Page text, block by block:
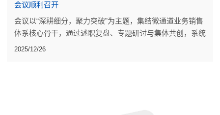
会议顺利召开
会议以“深耕细分，聚力突破”为主题，集结微通道业务销售
体系核心骨干，通过述职复盘、专题研讨与集体共创，系统
梳理全年工作，明确来年方向，为2026年销售工作的开展
2025/12/26